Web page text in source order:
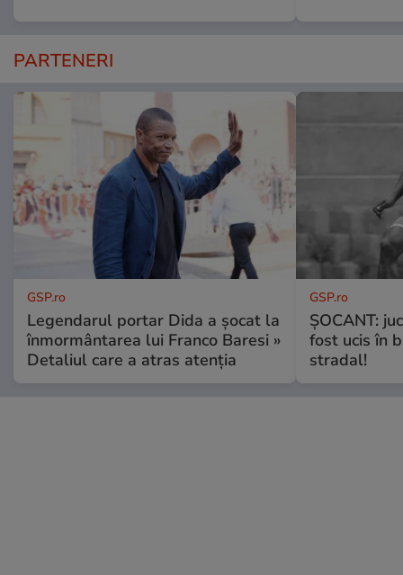
PARTENERI
GSP.ro
Legendarul portar Dida a șocat la
înmormântarea lui Franco Baresi »
Detaliul care a atras atenția
GSP.ro
ȘOCANT:
fost ucis în
stradal!